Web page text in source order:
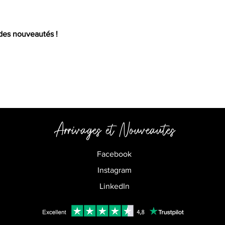
nouveautés !
Arrivages etNouveautes
Facebook
Instagram
LinkedIn